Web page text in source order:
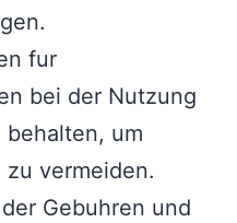
fur
bei der Nutzung
behalten, um
vermeiden.
Gebuhren und